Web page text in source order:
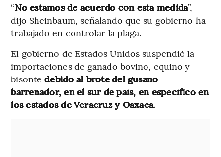
“No estamos de acuerdo con esta medida”,
dijo Sheinbaum, señalando que su gobierno ha
trabajado en controlar la plaga.
El gobierno de Estados Unidos suspendió la
importaciones de ganado bovino, equino y
bisontedebido al brote del gusano
barrenador, en el sur de país, en específico en
los estados de Veracruz y Oaxaca.